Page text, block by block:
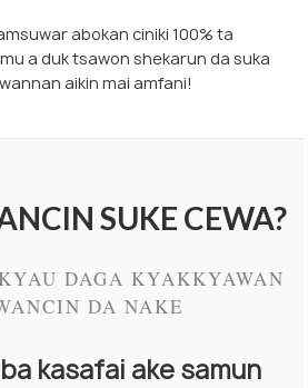
abokan ciniki 100% ta
a duk tsawon shekarun da suka
aikin mai amfani!
SUKE CEWA?
DAGA KYAKKYAWAN
DA NAKE
kasafai ake samun